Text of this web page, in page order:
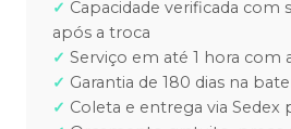
Capacidade verificada com
após a troca
Serviço em até 1 hora com
Garantia de 180 dias na
Coleta e entrega via Sedex